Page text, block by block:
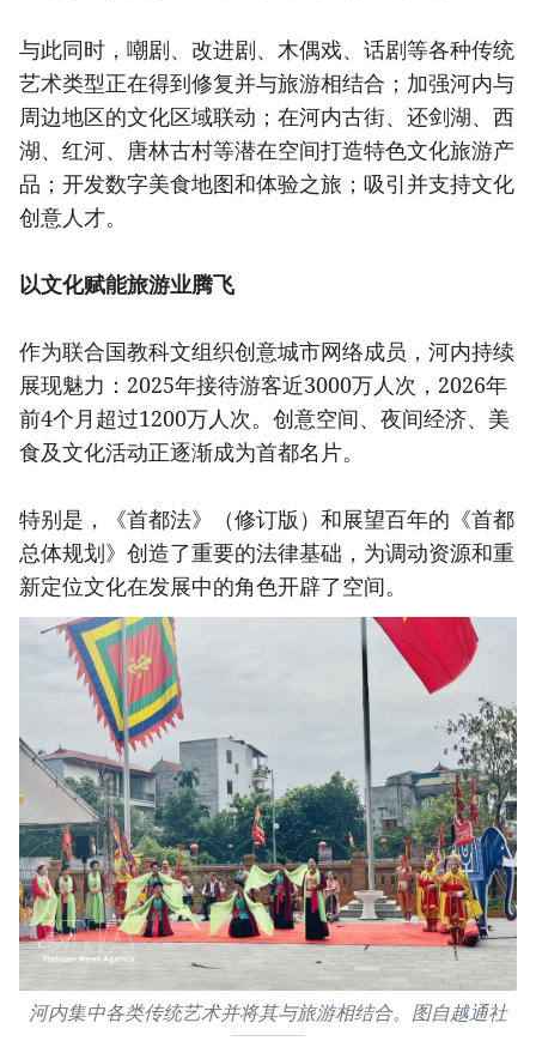
与此同时，嘲剧、改进剧、木偶戏、话剧等各种传统
艺术类型正在得到修复并与旅游相结合；加强河内与
周边地区的文化区域联动；在河内古街、还剑湖、西
湖、红河、唐林古村等潜在空间打造特色文化旅游产
品；开发数字美食地图和体验之旅；吸引并支持文化
创意人才。
以文化赋能旅游业腾飞
作为联合国教科文组织创意城市网络成员，河内持续
展现魅力：2025年接待游客近3000万人次，2026年
前4个月超过1200万人次。创意空间、夜间经济、美
食及文化活动正逐渐成为首都名片。
特别是，《首都法》（修订版）和展望百年的《首都
总体规划》创造了重要的法律基础，为调动资源和重
新定位文化在发展中的角色开辟了空间。
河内集中各类传统艺术并将其与旅游相结合。图自越通社